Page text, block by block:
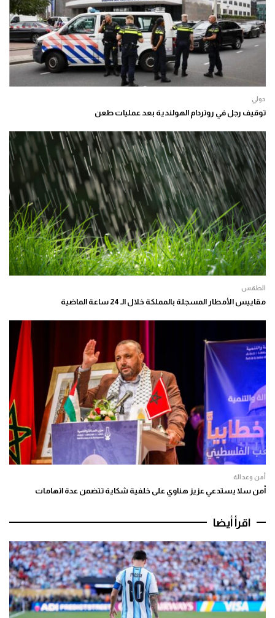
دولي
توقيف رجل في روتردام الهولندية بعد عمليات طعن
الطقس
مقاييس الأمطار المسجلة بالمملكة خلال الـ 24 ساعة الماضية
أمن وعدالة
أمن سلا يستدعي عزيز هناوي على خلفية شكاية تتضمن عدة اتهامات
اقرأ أيضا